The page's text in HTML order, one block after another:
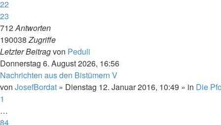
22
23
712Antworten
190038Zugriffe
Letzter Beitragvon Peduli
Donnerstag 6. August 2026, 16:56
Nachrichten aus den Bistümern V
von JosefBordat » Dienstag 12. Januar 2016, 10:49 » in Die
1
…
84